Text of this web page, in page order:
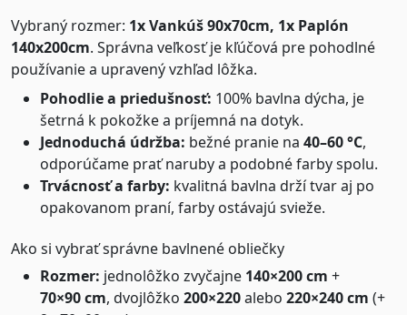
Vybraný rozmer: 1x Vankúš 90x70cm, 1x Paplón
140x200cm. Správna veľkosť je kľúčová pre pohodlné
používanie a upravený vzhľad lôžka.
Pohodlie a priedušnosť: 100% bavlna dýcha, je
šetrná k pokožke a príjemná na dotyk.
Jednoduchá údržba: bežné pranie na 40–60 °C,
odporúčame prať naruby a podobné farby spolu.
Trvácnosť a farby: kvalitná bavlna drží tvar aj po
opakovanom praní, farby ostávajú svieže.
Ako si vybrať správne bavlnené obliečky
Rozmer: jednolôžko zvyčajne 140×200 cm +
70×90 cm, dvojlôžko 200×220alebo 220×240 cm (+